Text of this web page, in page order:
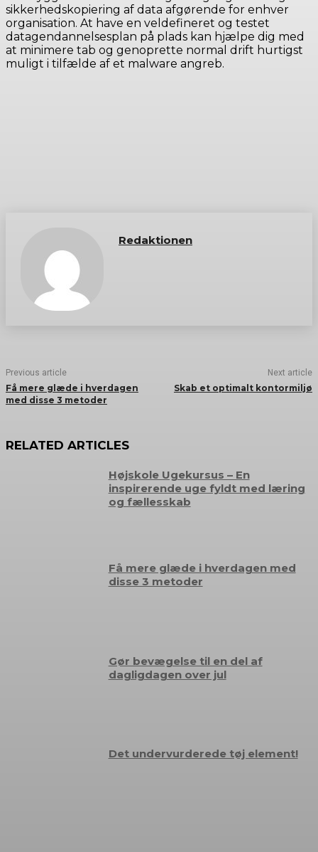
sikkerhedskopiering af data afgørende for enhver
organisation. At have en veldefineret og testet
datagendannelsesplan på plads kan hjælpe dig med
at minimere tab og genoprette normal drift hurtigst
muligt i tilfælde af et malware angreb.
Redaktionen
Previous article
Få mere glæde i hverdagen
med disse 3 metoder
Next article
Skab et optimalt kontormiljø
RELATED ARTICLES
Højskole Ugekursus – En
inspirerende uge fyldt med læring
og fællesskab
Få mere glæde i hverdagen med
disse 3 metoder
Gør bevægelse til en del af
dagligdagen over jul
Det undervurderede tøj element!